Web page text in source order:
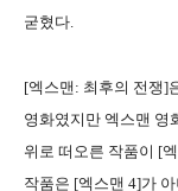
굳혔다.
[엑스맨: 최후의 전쟁]
영화였지만 엑스맨 영
위로 떠오른 작품이 [
작품은 [엑스맨 4]가